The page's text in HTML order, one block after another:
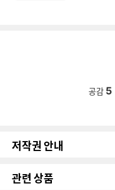
공감 5
저작권 안내
관련 상품